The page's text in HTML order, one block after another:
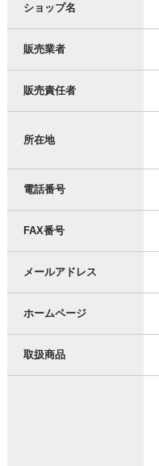
ショップ名
販売業者
販売責任者
所在地
電話番号
FAX番号
メールアドレス
ホームページ
取扱商品